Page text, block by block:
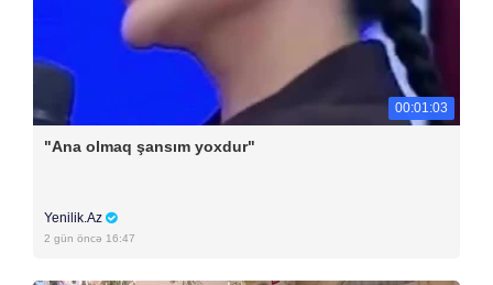
00:01:03
"Ana olmaq şansım yoxdur"
Yenilik.Az
2 gün öncə 16:47